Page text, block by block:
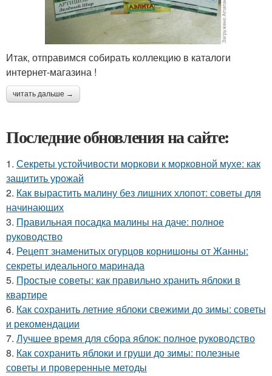
Итак, отправимся собирать коллекцию в каталоги
интернет-магазина !
читать дальше →
Последние обновления на сайте:
1. Секреты устойчивости моркови к морковной мухе: как
защитить урожай
2. Как вырастить малину без лишних хлопот: советы для
начинающих
3. Правильная посадка малины на даче: полное
руководство
4. Рецепт знаменитых огурцов корнишоны от Жанны:
секреты идеального маринада
5. Простые советы: как правильно хранить яблоки в
квартире
6. Как сохранить летние яблоки свежими до зимы: советы
и рекомендации
7. Лучшее время для сбора яблок: полное руководство
8. Как сохранить яблоки и груши до зимы: полезные
советы и проверенные методы